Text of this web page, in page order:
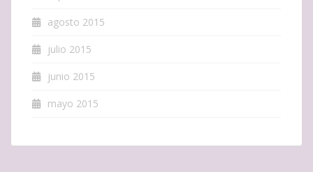
agosto 2015
julio 2015
junio 2015
mayo 2015